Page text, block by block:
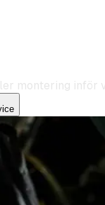
montering inför